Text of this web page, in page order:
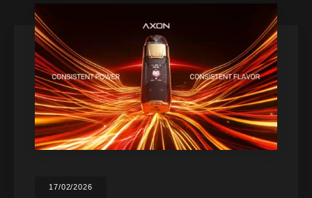
17/02/2026